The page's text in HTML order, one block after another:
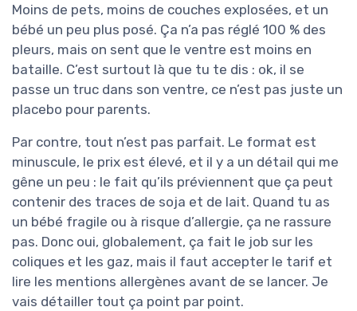
Moins de pets, moins de couches explosées, et un
bébé un peu plus posé. Ça n’a pas réglé 100 % des
pleurs, mais on sent que le ventre est moins en
bataille. C’est surtout là que tu te dis : ok, il se
passe un truc dans son ventre, ce n’est pas juste un
placebo pour parents.
Par contre, tout n’est pas parfait. Le format est
minuscule, le prix est élevé, et il y a un détail qui me
gêne un peu : le fait qu’ils préviennent que ça peut
contenir des traces de soja et de lait. Quand tu as
un bébé fragile ou à risque d’allergie, ça ne rassure
pas. Donc oui, globalement, ça fait le job sur les
coliques et les gaz, mais il faut accepter le tarif et
lire les mentions allergènes avant de se lancer. Je
vais détailler tout ça point par point.